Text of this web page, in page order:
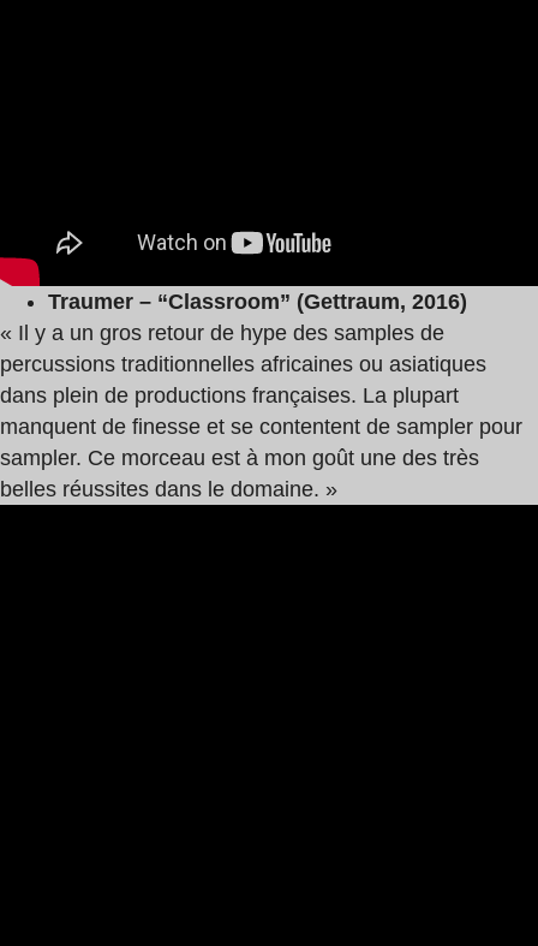
Traumer – “Classroom” (Gettraum, 2016)
« Il y a un gros retour de hype des samples de
percussions traditionnelles africaines ou asiatiques
dans plein de productions françaises. La plupart
manquent de finesse et se contentent de sampler pour
sampler. Ce morceau est à mon goût une des très
belles réussites dans le domaine. »